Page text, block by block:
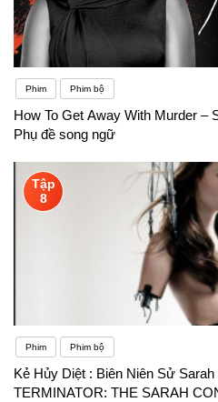
Phim Phim bộ
How To Get Away With Murder –
Phụ đề song ngữ
Tập
8
Phim Phim bộ
Kẻ Hủy Diệt : Biên Niên Sử
TERMINATOR: THE SARAH